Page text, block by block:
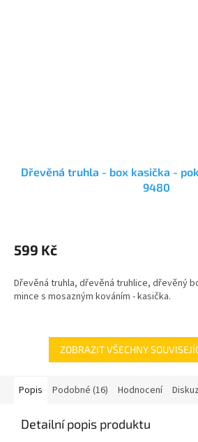
Dřevěná truhla - box kasička -
9480
produktu
je
z
5
599 Kč
Dřevěná truhla, dřevěná truhlice, dřevěný
mince s mosazným kováním - kasička.
ZOBRAZIT VŠECHNY
Popis Podobné (16) Hodnocení
Detailní popis produktu